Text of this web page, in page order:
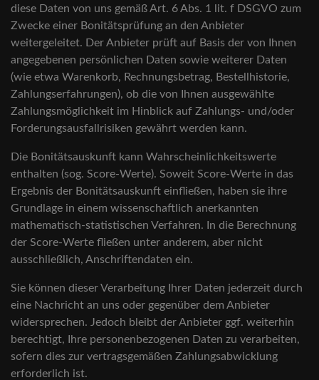
diese Daten von uns gemäß Art. 6 Abs. 1 lit. f DSGVO zum
Zwecke einer Bonitätsprüfung an den Anbieter
weitergeleitet. Der Anbieter prüft auf Basis der von Ihnen
angegebenen persönlichen Daten sowie weiterer Daten
(wie etwa Warenkorb, Rechnungsbetrag, Bestellhistorie,
Zahlungserfahrungen), ob die von Ihnen ausgewählte
Zahlungsmöglichkeit im Hinblick auf Zahlungs- und/oder
Forderungsausfallrisiken gewährt werden kann.
Die Bonitätsauskunft kann Wahrscheinlichkeitswerte
enthalten (sog. Score-Werte). Soweit Score-Werte in das
Ergebnis der Bonitätsauskunft einfließen, haben sie ihre
Grundlage in einem wissenschaftlich anerkannten
mathematisch-statistischen Verfahren. In die Berechnung
der Score-Werte fließen unter anderem, aber nicht
ausschließlich, Anschriftendaten ein.
Sie können dieser Verarbeitung Ihrer Daten jederzeit durch
eine Nachricht an uns oder gegenüber dem Anbieter
widersprechen. Jedoch bleibt der Anbieter ggf. weiterhin
berechtigt, Ihre personenbezogenen Daten zu verarbeiten,
sofern dies zur vertragsgemäßen Zahlungsabwicklung
erforderlich ist.